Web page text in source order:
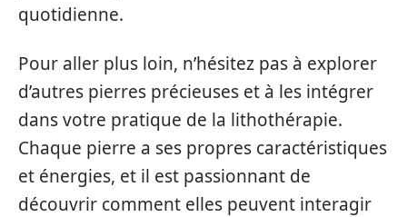
quotidienne.
Pour aller plus loin, n’hésitez pas à explorer
d’autres pierres précieuses et à les intégrer
dans votre pratique de la lithothérapie.
Chaque pierre a ses propres caractéristiques
et énergies, et il est passionnant de
découvrir comment elles peuvent interagir